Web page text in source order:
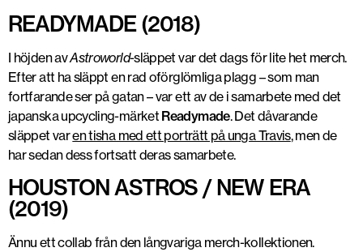
READYMADE (2018)
I höjden avAstroworld-släppet var det dags för lite het merch.
Efter att ha släppt en rad oförglömliga plagg – som man
fortfarande ser på gatan – var ett av de i samarbete med det
japanska upcycling-märket Readymade. Det dåvarande
släppet varen tisha med ett porträtt på unga Travis, men de
har sedan dess fortsatt deras samarbete.
HOUSTON ASTROS / NEW ERA
(2019)
Ännu ett collab från den långvariga merch-kollektionen.